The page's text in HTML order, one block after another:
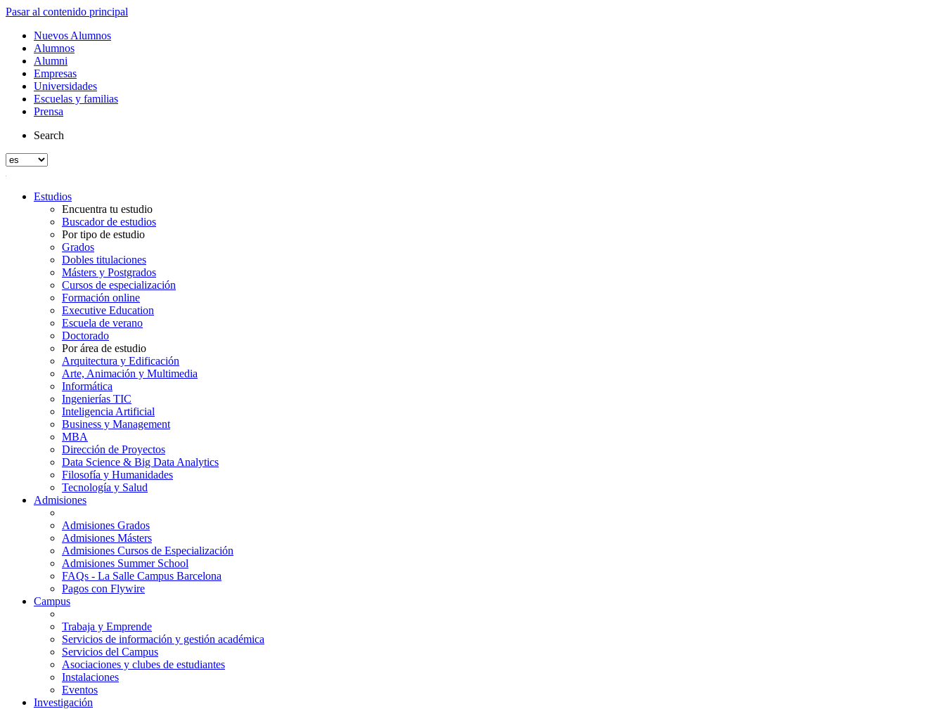
Pasar al contenido principal
Nuevos Alumnos
Alumnos
Alumni
Empresas
Universidades
Escuelas y familias
Prensa
Search
Estudios
Encuentra tu estudio
Buscador de estudios
Por tipo de estudio
Grados
Dobles titulaciones
Másters y Postgrados
Cursos de especialización
Formación online
Executive Education
Escuela de verano
Doctorado
Por área de estudio
Arquitectura y Edificación
Arte, Animación y Multimedia
Informática
Ingenierías TIC
Inteligencia Artificial
Business y Management
MBA
Dirección de Proyectos
Data Science & Big Data Analytics
Filosofía y Humanidades
Tecnología y Salud
Admisiones
Admisiones Grados
Admisiones Másters
Admisiones Cursos de Especialización
Admisiones Summer School
FAQs - La Salle Campus Barcelona
Pagos con Flywire
Campus
Trabaja y Emprende
Servicios de información y gestión académica
Servicios del Campus
Asociaciones y clubes de estudiantes
Instalaciones
Eventos
Investigación